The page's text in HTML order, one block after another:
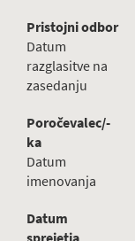
Pristojni odbor
Datum
razglasitve na
zasedanju
Poročevalec/-
ka
Datum
imenovanja
Datum